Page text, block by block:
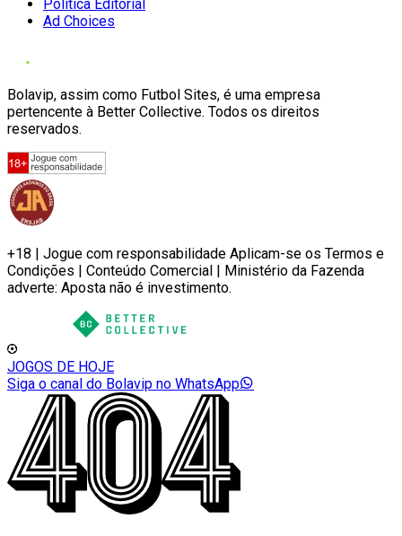
Política Editorial
Ad Choices
Bolavip, assim como Futbol Sites, é uma empresa
pertencente à Better Collective. Todos os direitos
reservados.
+18 | Jogue com responsabilidade Aplicam-se os Termos e
Condições | Conteúdo Comercial | Ministério da Fazenda
adverte: Aposta não é investimento.
JOGOS DE HOJE
Siga o canal do Bolavip no WhatsApp